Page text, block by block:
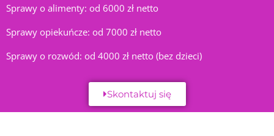
Sprawy o alimenty: od 6000 zł netto
Sprawy opiekuńcze: od 7000 zł netto
Sprawy o rozwód: od 4000 zł netto (bez dzieci)
Skontaktuj się